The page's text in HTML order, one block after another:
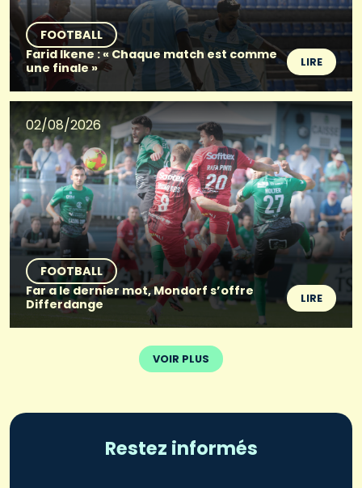
FOOTBALL
Farid Ikene : « Chaque match est comme
une finale »
LIRE
02/08/2026
FOOTBALL
Far a le dernier mot, Mondorf s’offre
Differdange
LIRE
VOIR PLUS
Restez informés